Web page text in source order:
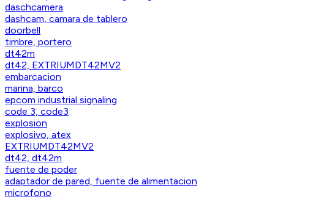
daschcamera
dashcam, camara de tablero
doorbell
timbre, portero
dt42m
dt42, EXTRIUMDT42MV2
embarcacion
marina, barco
epcom industrial signaling
code 3, code3
explosion
explosivo, atex
EXTRIUMDT42MV2
dt42, dt42m
fuente de poder
adaptador de pared, fuente de alimentacion
microfono